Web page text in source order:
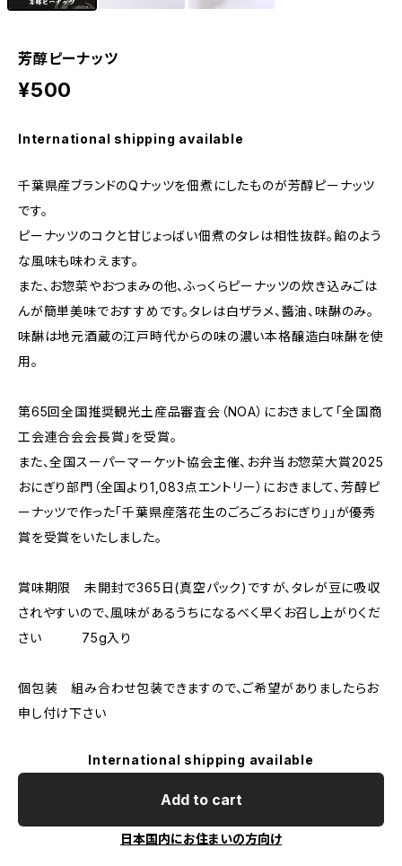
芳醇ピーナッツ
¥500
International shipping available
千葉県産ブランドのQナッツを佃煮にしたものが芳醇ピーナッツ
です。
ピーナッツのコクと甘じょっばい佃煮のタレは相性抜群。餡のよう
な風味も味わえます。
また、お惣菜やおつまみの他、ふっくらピーナッツの炊き込みごは
んが簡単美味でおすすめです。タレは白ザラメ、醬油、味醂のみ。
味醂は地元酒蔵の江戸時代からの味の濃い本格醸造白味醂を使
用。
第65回全国推奨観光土産品審査会（NOA）におきまして「全国商
工会連合会会長賞」を受賞。
また、全国スーパーマーケット協会主催、お弁当お惣菜大賞2025
おにぎり部門（全国より1,083点エントリー）におきまして、芳醇ピ
ーナッツで作った「千葉県産落花生のごろごろおにぎり」」が優秀
賞を受賞をいたしました。
賞味期限 未開封で365日(真空パック)ですが、タレが豆に吸収
されやすいので、風味があるうちになるべく早くお召し上がりくだ
さい 75g入り
個包装 組み合わせ包装できますので、ご希望がありましたらお
申し付け下さい
International shipping available
Add to cart
日本国内にお住まいの方向け